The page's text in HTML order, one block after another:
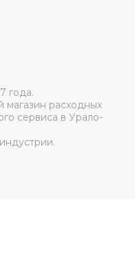
года.
расходных
сервиса в Урало-